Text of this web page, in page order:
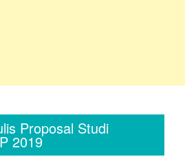
Proposal Studi
2019